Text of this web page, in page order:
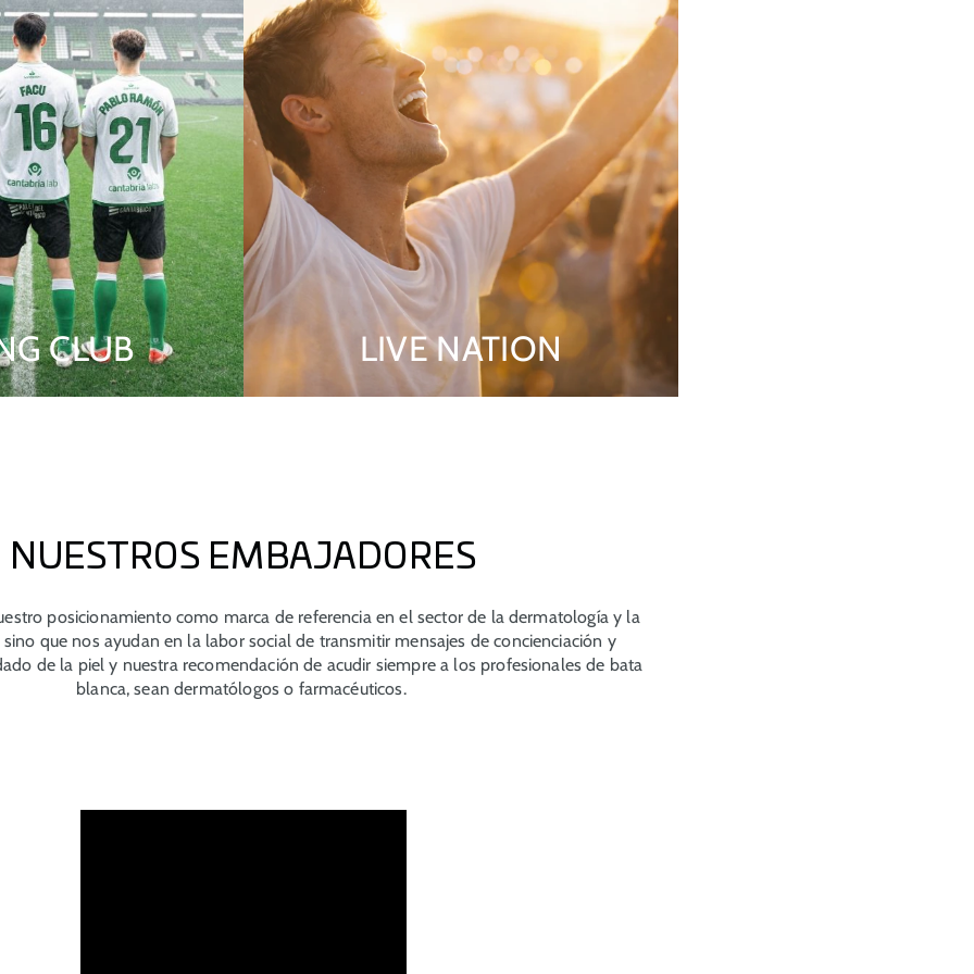
CLUB LIVE NATION
NUESTROS EMBAJADORES
posicionamiento como marca de referencia en el sector de la dermatología y la
que nos ayudan en la labor social de transmitir mensajes de concienciación y
de la piel y nuestra recomendación de acudir siempre a los profesionales de bata
blanca, sean dermatólogos o farmacéuticos.